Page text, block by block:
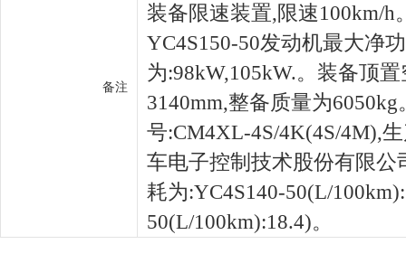
备注
装备限速装置,限速100km/h
YC4S150-50发动机最大净
为:98kW,105kW.。装备顶
3140mm,整备质量为6050kg
号:CM4XL-4S/4K(4S/4M),
车电子控制技术股份有限公
耗为:YC4S140-50(L/
50(L/100km):18.4)。